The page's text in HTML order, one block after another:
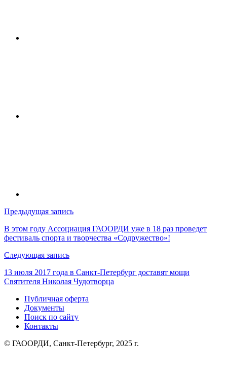
Навигация
по
записям
Предыдущая запись
В этом году Ассоциация ГАООРДИ уже в 18 раз проведет
фестиваль спорта и творчества «Содружество»!
Следующая запись
13 июля 2017 года в Санкт-Петербург доставят мощи
Святителя Николая Чудотворца
Публичная оферта
Документы
Поиск по сайту
Контакты
© ГАООРДИ, Санкт-Петербург, 2025 г.